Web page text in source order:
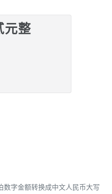
元整
数字金额转换成中文人民币大写